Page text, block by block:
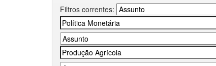
Filtros correntes: